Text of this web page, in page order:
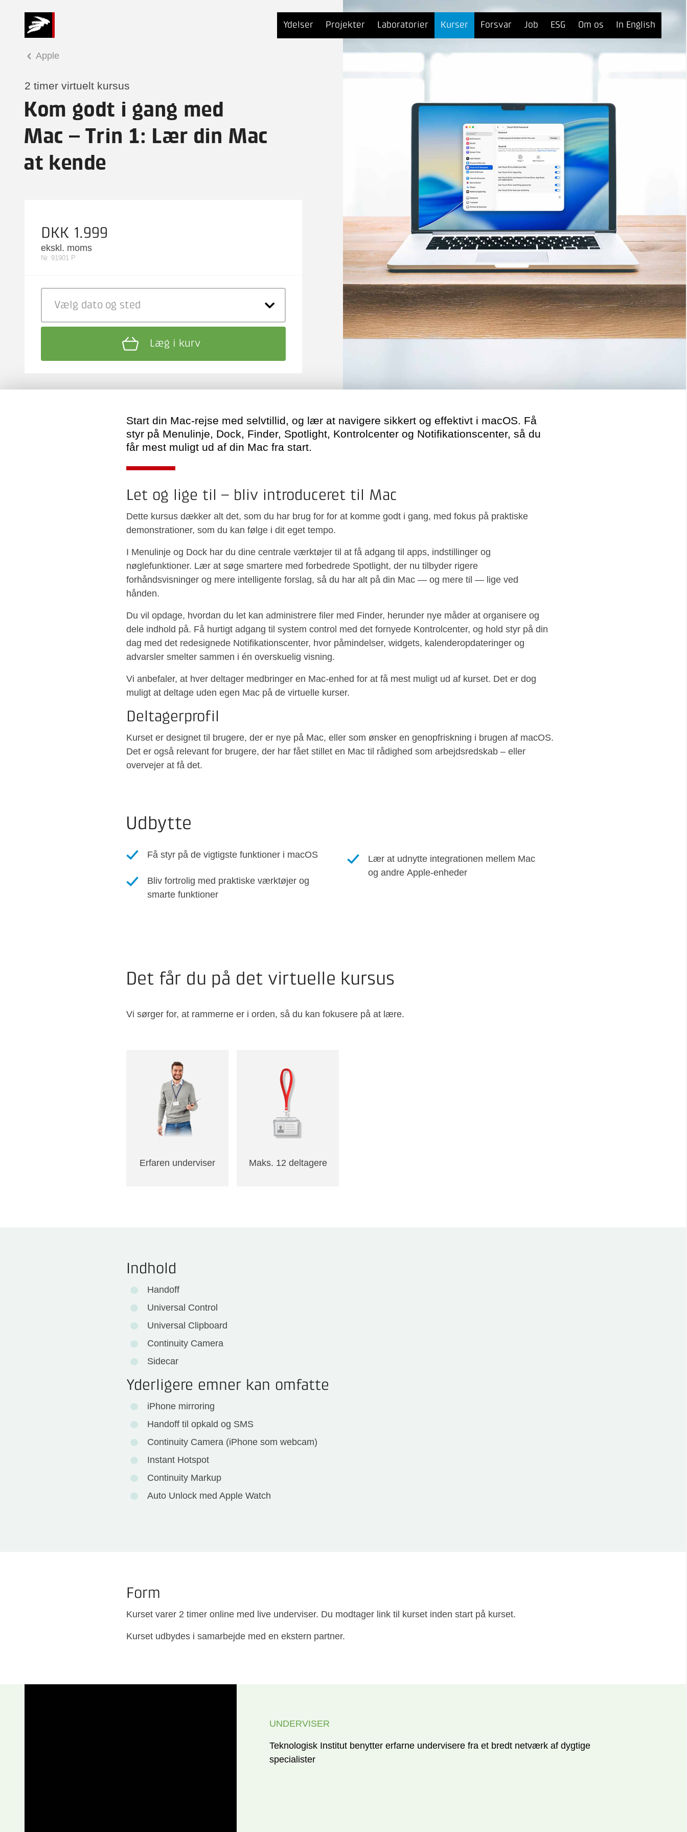
Ydelser Projekter Laboratorier Kurser Forsvar Job ESG Om os In English
Apple
2 timer virtuelt kursus
Kom godt i gang med
Mac – Trin 1: Lær din Mac
at kende
DKK 1.999
ekskl. moms
Nr. 91901 P
Vælg dato og sted
Læg i kurv
Start din Mac-rejse med selvtillid, og lær at navigere sikkert og effektivt i macOS. Få
styr på Menulinje, Dock, Finder, Spotlight, Kontrolcenter og Notifikationscenter, så du
får mest muligt ud af din Mac fra start.
Let og lige til – bliv introduceret til Mac
Dette kursus dækker alt det, som du har brug for for at komme godt i gang, med fokus på praktiske
demonstrationer, som du kan følge i dit eget tempo.
I Menulinje og Dock har du dine centrale værktøjer til at få adgang til apps, indstillinger og
nøglefunktioner. Lær at søge smartere med forbedrede Spotlight, der nu tilbyder rigere
forhåndsvisninger og mere intelligente forslag, så du har alt på din Mac — og mere til — lige ved
hånden.
Du vil opdage, hvordan du let kan administrere filer med Finder, herunder nye måder at organisere og
dele indhold på. Få hurtigt adgang til system control med det fornyede Kontrolcenter, og hold styr på din
dag med det redesignede Notifikationscenter, hvor påmindelser, widgets, kalenderopdateringer og
advarsler smelter sammen i én overskuelig visning.
Vi anbefaler, at hver deltager medbringer en Mac-enhed for at få mest muligt ud af kurset. Det er dog
muligt at deltage uden egen Mac på de virtuelle kurser.
Deltagerprofil
Kurset er designet til brugere, der er nye på Mac, eller som ønsker en genopfriskning i brugen af macOS.
Det er også relevant for brugere, der har fået stillet en Mac til rådighed som arbejdsredskab – eller
overvejer at få det.
Udbytte
Få styr på de vigtigste funktioner i macOS
Bliv fortrolig med praktiske værktøjer og
smarte funktioner
Lær at udnytte integrationen mellem Mac
og andre Apple-enheder
Det får du på det virtuelle kursus
Vi sørger for, at rammerne er i orden, så du kan fokusere på at lære.
Erfaren underviser Maks. 12 deltagere
Indhold
Handoff
Universal Control
Universal Clipboard
Continuity Camera
Sidecar
Yderligere emner kan omfatte
iPhone mirroring
Handoff til opkald og SMS
Continuity Camera (iPhone som webcam)
Instant Hotspot
Continuity Markup
Auto Unlock med Apple Watch
Form
Kurset varer 2 timer online med live underviser. Du modtager link til kurset inden start på kurset.
Kurset udbydes i samarbejde med en ekstern partner.
UNDERVISER
Teknologisk Institut benytter erfarne undervisere fra et bredt netværk af dygtige
specialister